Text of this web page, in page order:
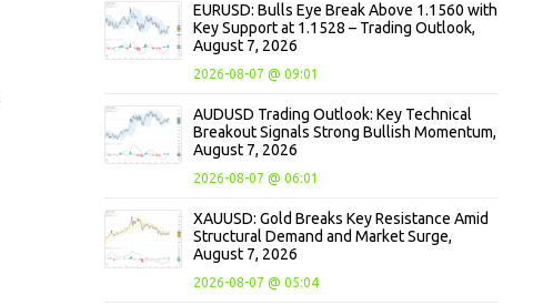
EURUSD: Bulls Eye Break Above 1.1560 with
Key Support at 1.1528 – Trading Outlook,
August 7, 2026
2026-08-07 @ 09:01
AUDUSD Trading Outlook: Key Technical
Breakout Signals Strong Bullish Momentum,
August 7, 2026
2026-08-07 @ 06:01
XAUUSD: Gold Breaks Key Resistance Amid
Structural Demand and Market Surge,
August 7, 2026
2026-08-07 @ 05:04